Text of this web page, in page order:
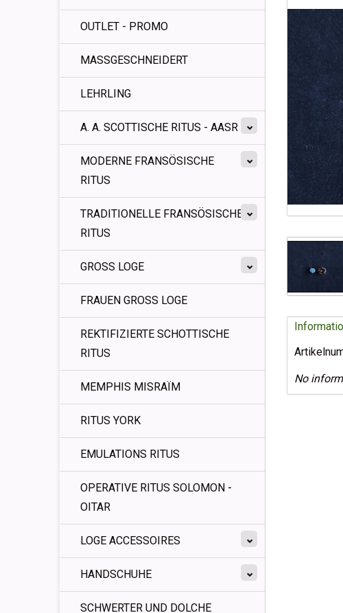
OUTLET - PROMO
MASSGESCHNEIDERT
LEHRLING
A. A. SCOTTISCHE RITUS - AASR
MODERNE FRANSÖSISCHE
RITUS
TRADITIONELLE FRANSÖSISCHE
RITUS
GROSS LOGE
FRAUEN GROSS LOGE
REKTIFIZIERTE SCHOTTISCHE
RITUS
MEMPHIS MISRAÏM
RITUS YORK
EMULATIONS RITUS
OPERATIVE RITUS SOLOMON -
OITAR
LOGE ACCESSOIRES
HANDSCHUHE
SCHWERTER UND DOLCHE
No